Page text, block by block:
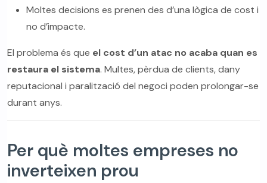
Moltes decisions es prenen des d’una lògica de cost i
no d’impacte.
El problema és que el cost d’un atac no acaba quan es
restaura el sistema. Multes, pèrdua de clients, dany
reputacional i paralització del negoci poden prolongar-se
durant anys.
Per què moltes empreses no
inverteixen prou